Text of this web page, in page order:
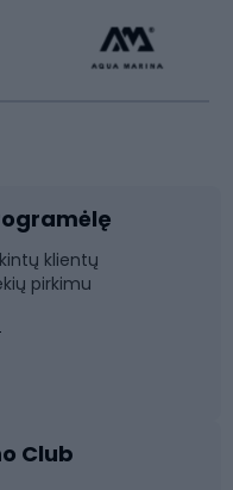
klientų
pirkimu
Club